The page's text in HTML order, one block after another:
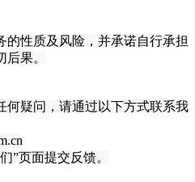
的性质及风险，并承诺自行承担
果。
何疑问，请通过以下方式联系我
”页面提交反馈。